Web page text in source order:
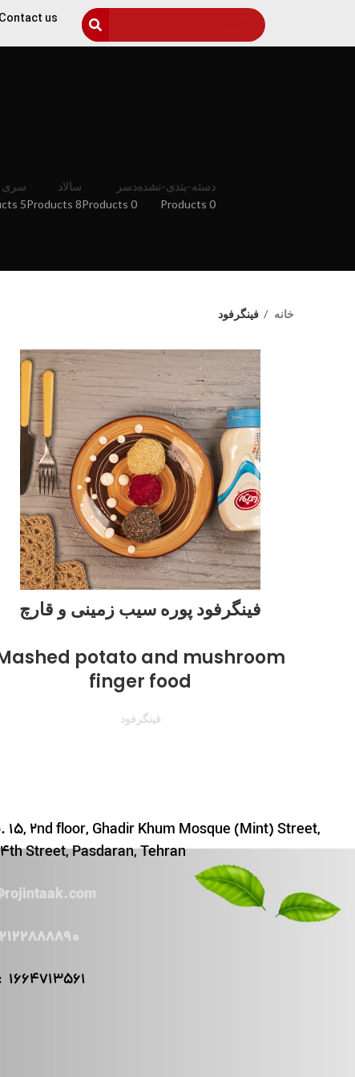
Contact us
دسته-بندی-نشده
0 Products
دسر
0 Products
سالاد
8 Products
سری
5 Products
خانه فینگرفود
فینگرفود پوره سیب زمینی و قارچ
potato and mushroom
finger food
فینگرفود
15, 2nd floor, Ghadir Khum Mosque (Mint) Street,
Street, Pasdaran, Tehran
1664713561